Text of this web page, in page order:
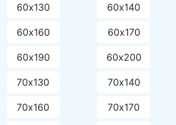
60х130 60х140
60х160 60х170
60х190 60х200
70х130 70х140
70х160 70х170